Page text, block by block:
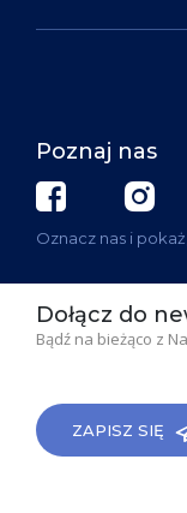
Poznaj nas
Oznacz nas i
Dołącz do
Bądź na bieżąco z
ZAPISZ SIĘ